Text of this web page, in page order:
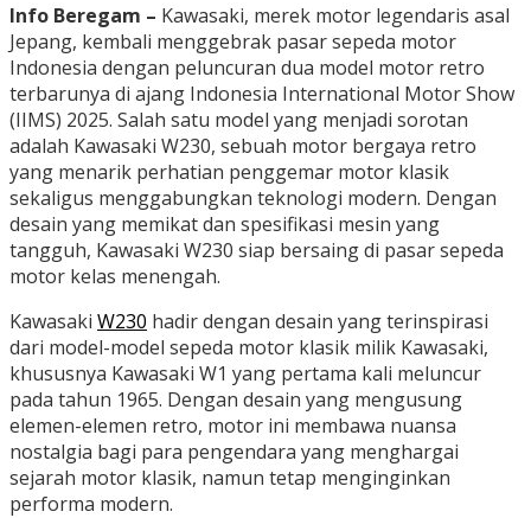
Info Beregam – Kawasaki, merek motor legendaris asal
Jepang, kembali menggebrak pasar sepeda motor
Indonesia dengan peluncuran dua model motor retro
terbarunya di ajang Indonesia International Motor Show
(IIMS) 2025. Salah satu model yang menjadi sorotan
adalah Kawasaki W230, sebuah motor bergaya retro
yang menarik perhatian penggemar motor klasik
sekaligus menggabungkan teknologi modern. Dengan
desain yang memikat dan spesifikasi mesin yang
tangguh, Kawasaki W230 siap bersaing di pasar sepeda
motor kelas menengah.
Kawasaki W230 hadir dengan desain yang terinspirasi
dari model-model sepeda motor klasik milik Kawasaki,
khususnya Kawasaki W1 yang pertama kali meluncur
pada tahun 1965. Dengan desain yang mengusung
elemen-elemen retro, motor ini membawa nuansa
nostalgia bagi para pengendara yang menghargai
sejarah motor klasik, namun tetap menginginkan
performa modern.